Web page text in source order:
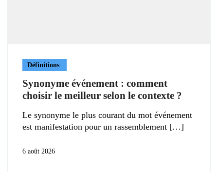
Définitions
Synonyme événement : comment
choisir le meilleur selon le contexte ?
Le synonyme le plus courant du mot événement
est manifestation pour un rassemblement
6 août 2026